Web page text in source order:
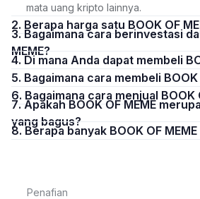
mata uang kripto lainnya.
2. Berapa harga satu BOOK OF
3. Bagaimana cara berinvestasi dalam BOOK OF
MEME?
4. Di mana Anda dapat membeli
5. Bagaimana cara membeli
6. Bagaimana cara menjual BOOK
7. Apakah BOOK OF MEME merupakan investasi
yang bagus?
8. Berapa banyak BOOK OF
Penafian